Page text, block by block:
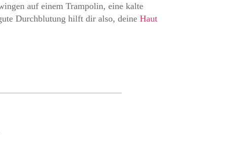
auf einem Trampolin, eine kalte
Durchblutung hilft dir also, deine Haut